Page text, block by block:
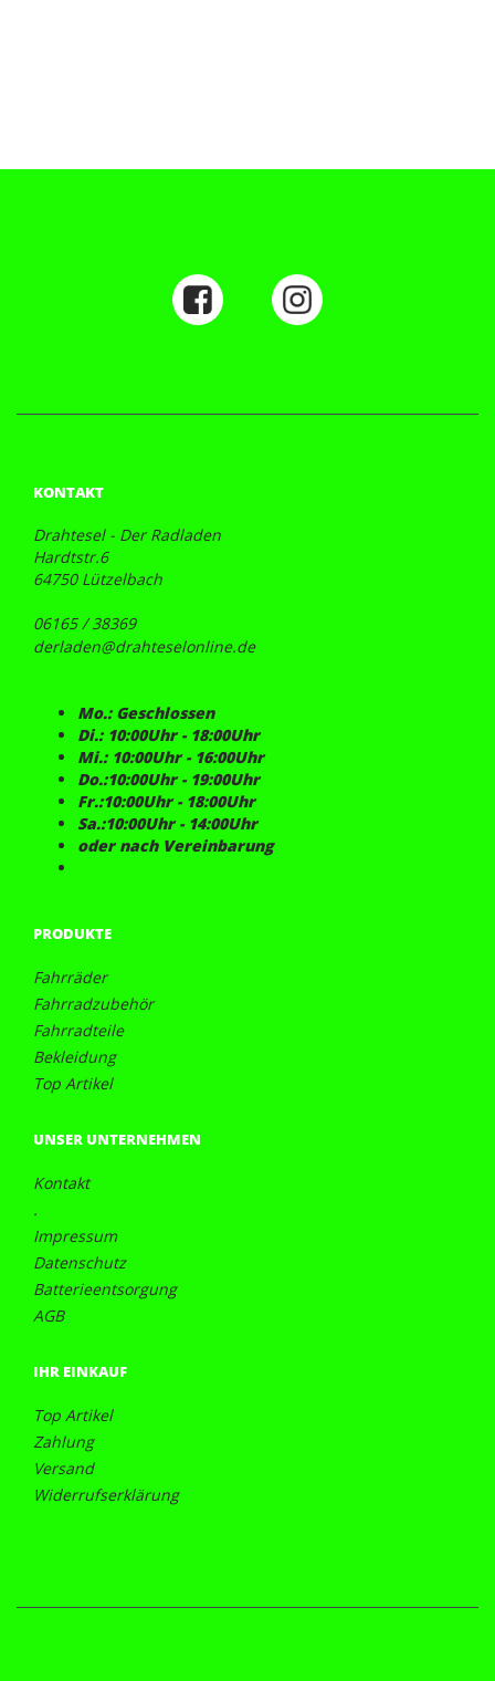
KONTAKT
Drahtesel - Der Radladen
Hardtstr.6
64750 Lützelbach
06165 / 38369
derladen@drahteselonline.de
Mo.: Geschlossen
Di.: 10:00Uhr - 18:00Uhr
Mi.: 10:00Uhr - 16:00Uhr
Do.:10:00Uhr - 19:00Uhr
Fr.:10:00Uhr - 18:00Uhr
Sa.:10:00Uhr - 14:00Uhr
oder nach Vereinbarung
PRODUKTE
Fahrräder
Fahrradzubehör
Fahrradteile
Bekleidung
Top Artikel
UNSER UNTERNEHMEN
Kontakt
.
Impressum
Datenschutz
Batterieentsorgung
AGB
IHR EINKAUF
Top Artikel
Zahlung
Versand
Widerrufserklärung